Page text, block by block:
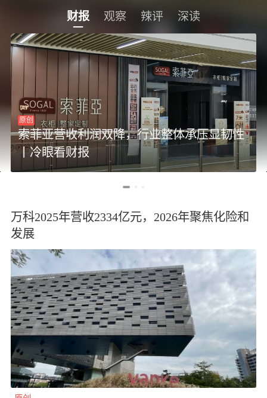
财报 观察 辣评 深读
原创
索菲亚营收利润双降，行业整体承压显韧性
丨冷眼看财报
万科2025年营收2334亿元，2026年聚焦化险和
发展